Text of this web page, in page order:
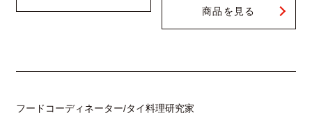
商品を見る
フードコーディネーター/タイ料理研究家